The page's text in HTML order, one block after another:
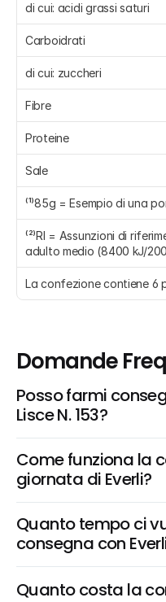
di cui: acidi grassi saturi
Carboidrati
di cui: zuccheri
Fibre
Proteine
Sale
⁽¹⁾85g = Esempio di una
⁽²⁾RI = Assunzioni di
adulto medio (8400 kJ/
La confezione contiene 6
Domande
Posso farmi
Lisce N. 153?
Come funziona la
giornata di Everli?
Quanto tempo ci
consegna con
Quanto costa la